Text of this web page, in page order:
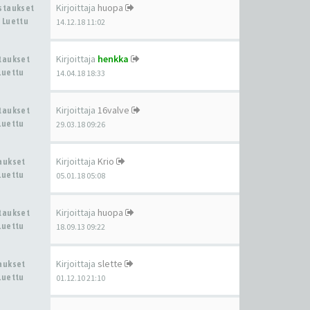
Luettu
Kirjoittaja huopa
14.12.18 11:02
Kirjoittaja henkka
14.04.18 18:33
Kirjoittaja 16valve
29.03.18 09:26
Kirjoittaja Krio
05.01.18 05:08
Kirjoittaja huopa
18.09.13 09:22
Kirjoittaja slette
01.12.10 21:10